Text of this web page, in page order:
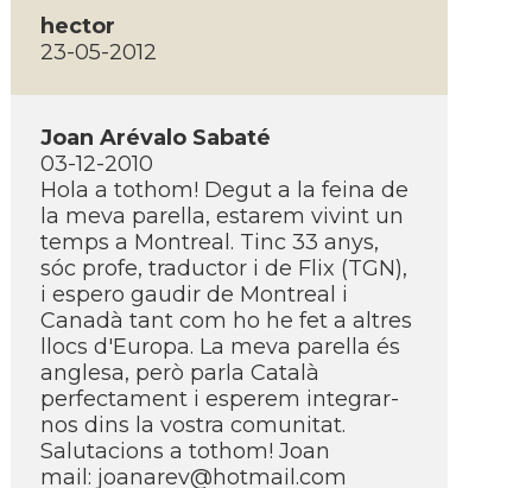
hector
23-05-2012
Joan Arévalo Sabaté
03-12-2010
Hola a tothom! Degut a la feina de
la meva parella, estarem vivint un
temps a Montreal. Tinc 33 anys,
sóc profe, traductor i de Flix (TGN),
i espero gaudir de Montreal i
Canadà tant com ho he fet a altres
llocs d'Europa. La meva parella és
anglesa, però parla Català
perfectament i esperem integrar-
nos dins la vostra comunitat.
Salutacions a tothom! Joan
mail: joanarev@hotmail.com